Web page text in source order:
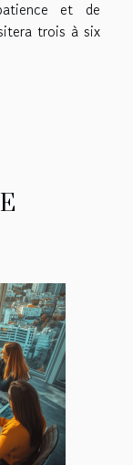
et de
trois à six